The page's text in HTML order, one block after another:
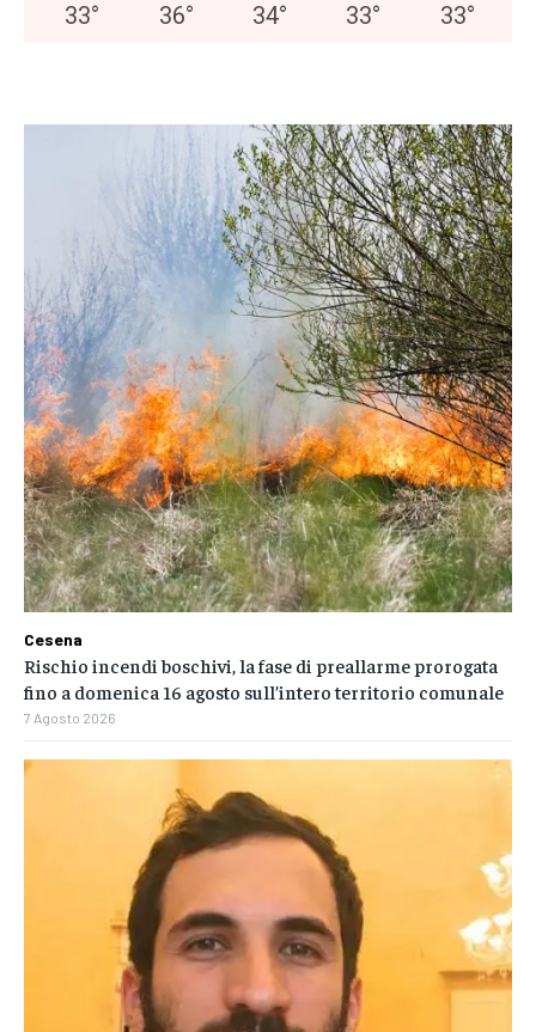
33° 36° 34° 33° 33°
Cesena
Rischio incendi boschivi, la fase di preallarme prorogata
fino a domenica 16 agosto sull’intero territorio comunale
7 Agosto 2026